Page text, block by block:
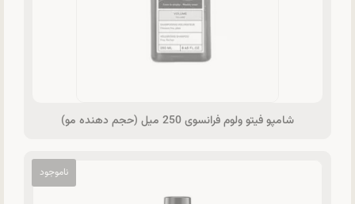
شامپو فیتو ولوم فرانسوی 250 میل (حجم دهنده مو)